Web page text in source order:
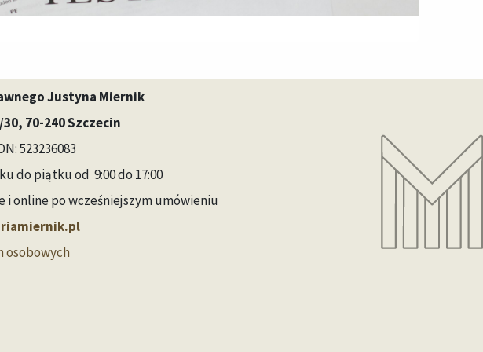
Justyna Miernik
70-240 Szczecin
523236083
do piątku od 9:00 do 17:00
i online po wcześniejszym umówieniu
osobowych